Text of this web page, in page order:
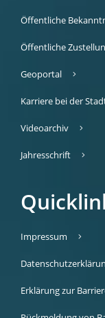
Öffentliche
Öffentliche
Geoportal
Karriere bei der
Videoarchiv
Jahresschrift
Impressum
Erklärung zur